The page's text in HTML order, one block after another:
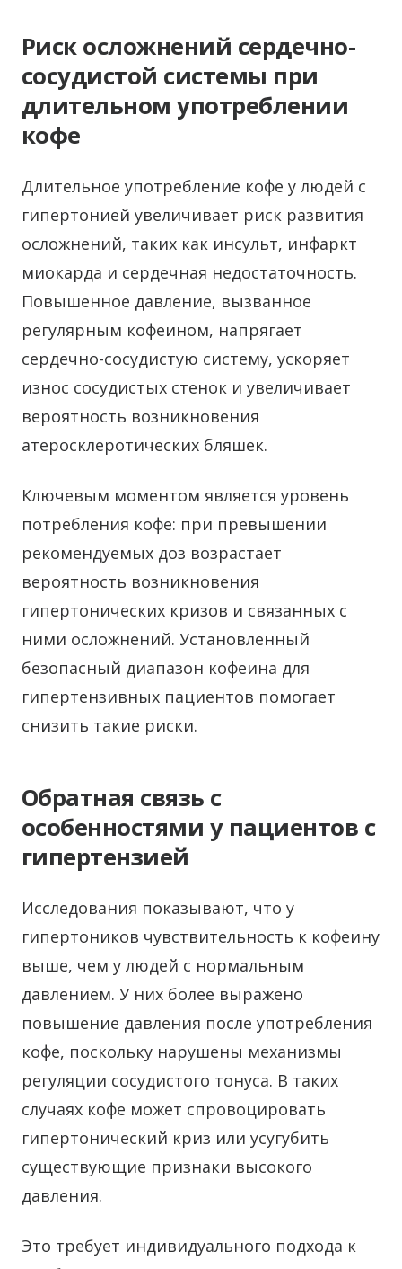
Риск осложнений сердечно-
сосудистой системы при
длительном употреблении
кофе
Длительное употребление кофе у людей с
гипертонией увеличивает риск развития
осложнений, таких как инсульт, инфаркт
миокарда и сердечная недостаточность.
Повышенное давление, вызванное
регулярным кофеином, напрягает
сердечно-сосудистую систему, ускоряет
износ сосудистых стенок и увеличивает
вероятность возникновения
атеросклеротических бляшек.
Ключевым моментом является уровень
потребления кофе: при превышении
рекомендуемых доз возрастает
вероятность возникновения
гипертонических кризов и связанных с
ними осложнений. Установленный
безопасный диапазон кофеина для
гипертензивных пациентов помогает
снизить такие риски.
Обратная связь с
особенностями у пациентов с
гипертензией
Исследования показывают, что у
гипертоников чувствительность к кофеину
выше, чем у людей с нормальным
давлением. У них более выражено
повышение давления после употребления
кофе, поскольку нарушены механизмы
регуляции сосудистого тонуса. В таких
случаях кофе может спровоцировать
гипертонический криз или усугубить
существующие признаки высокого
давления.
Это требует индивидуального подхода к